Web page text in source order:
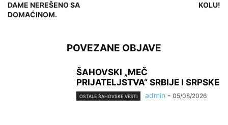
DAME NEREŠENO SA
DOMAĆINOM.
KOLU!
POVEZANE OBJAVE
ŠAHOVSKI „MEČ
PRIJATELJSTVA“ SRBIJE I SRPSKE
OSTALE ŠAHOVSKE VESTI admin - 05/08/2026